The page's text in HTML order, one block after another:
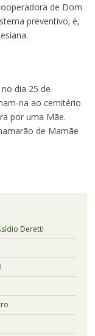
de Dom
preventivo; é,
dia 25 de
na ao cemitério
por uma Mãe.
de Mamãe
Deretti